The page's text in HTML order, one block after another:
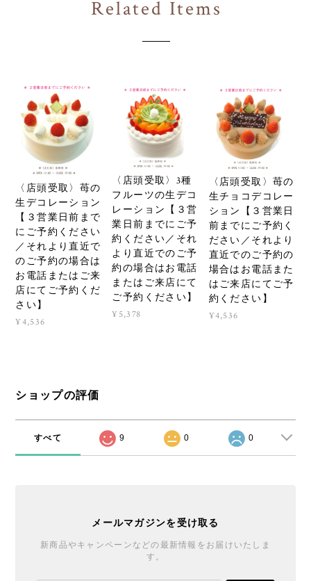
Related Items
〈店頭受取〉苺の
生デコレーション
【３営業日前まで
にご予約ください
／それより直近で
のご予約の場合は
お電話またはご来
店にてご予約くだ
さい】
¥4,536
〈店頭受取〉3種
フルーツの生デコ
レーション【３営
業日前までにご予
約ください／それ
より直近でのご予
約の場合はお電話
またはご来店にて
ご予約ください】
¥5,378
〈店頭受取〉苺の
生チョコデコレー
ション【３営業日
前までにご予約く
ださい／それより
直近でのご予約の
場合はお電話また
はご来店にてご予
約ください】
¥4,536
ショップの評価
すべて 9 0 0
メールマガジンを受け取る
新商品やキャンペーンなどの最新情報をお届けいたしま
す。